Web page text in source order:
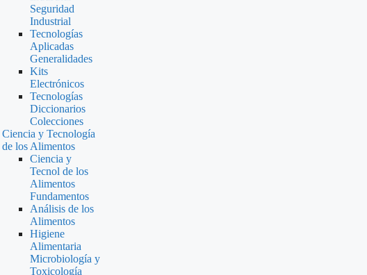
Seguridad
Industrial
Tecnologías
Aplicadas
Generalidades
Kits
Electrónicos
Tecnologías
Diccionarios
Colecciones
Ciencia y Tecnología
de los Alimentos
Ciencia y
Tecnol de los
Alimentos
Fundamentos
Análisis de los
Alimentos
Higiene
Alimentaria
Microbiología y
Toxicología